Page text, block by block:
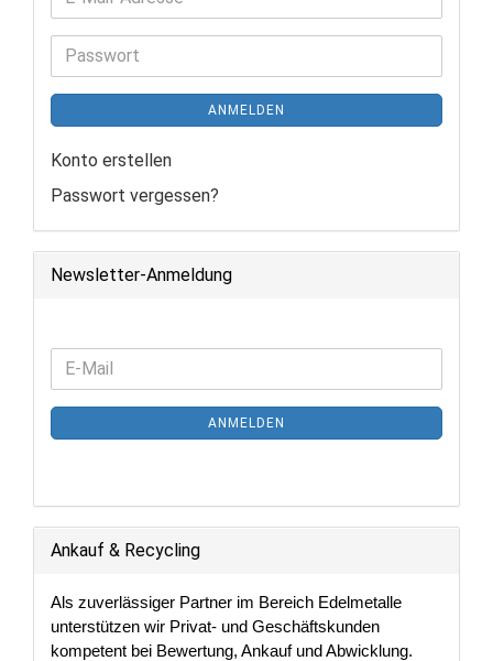
Mail-
Adresse
Passwort
ANMELDEN
Konto erstellen
Passwort vergessen?
Newsletter-Anmeldung
WEITER
NEWSLETTER-
ANMELDUNG
E-
Mail
ANMELDEN
Ankauf & Recycling
Als zuverlässiger Partner im Bereich Edelmetalle
unterstützen wir Privat- und Geschäftskunden
kompetent bei Bewertung, Ankauf und Abwicklung.